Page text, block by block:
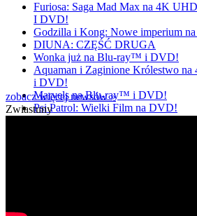
Furiosa: Saga Mad Max na 4K
I DVD!
Godzilla i Kong: Nowe imperium
DIUNA: CZĘŚĆ DRUGA
Wonka już na Blu-ray™ i DVD!
Aquaman i Zaginione Królestwo
i DVD!
Marvels na Blu-ray™ i DVD!
Psi Patrol: Wielki Film na DVD!
zobacz więcej newsów »
Zwiastuny